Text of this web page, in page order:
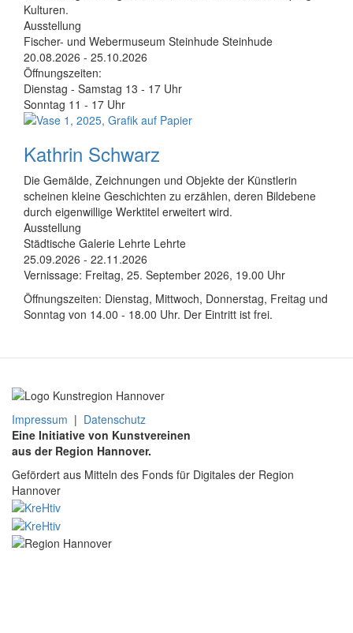
Kulturen.
Ausstellung
Fischer- und Webermuseum Steinhude Steinhude
20.08.2026 - 25.10.2026
Öffnungszeiten:
Dienstag - Samstag 13 - 17 Uhr
Sonntag 11 - 17 Uhr
Kathrin Schwarz
Die Gemälde, Zeichnungen und Objekte der Künstlerin
scheinen kleine Geschichten zu erzählen, deren Bildebene
durch eigenwillige Werktitel erweitert wird.
Ausstellung
Städtische Galerie Lehrte Lehrte
25.09.2026 - 22.11.2026
Vernissage: Freitag, 25. September 2026, 19.00 Uhr
Öffnungszeiten: Dienstag, Mittwoch, Donnerstag, Freitag und
Sonntag von 14.00 - 18.00 Uhr. Der Eintritt ist frei.
Impressum | Datenschutz
Eine Initiative von Kunstvereinen
aus der Region Hannover.
Gefördert aus Mitteln des Fonds für Digitales der Region
Hannover